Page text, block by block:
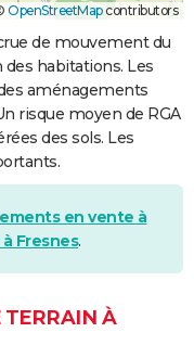
OpenStreetMapcontributors
de mouvement du
habitations. Les
aménagements
risque moyen de RGA
des sols. Les
en vente à
Fresnes.
TERRAIN À